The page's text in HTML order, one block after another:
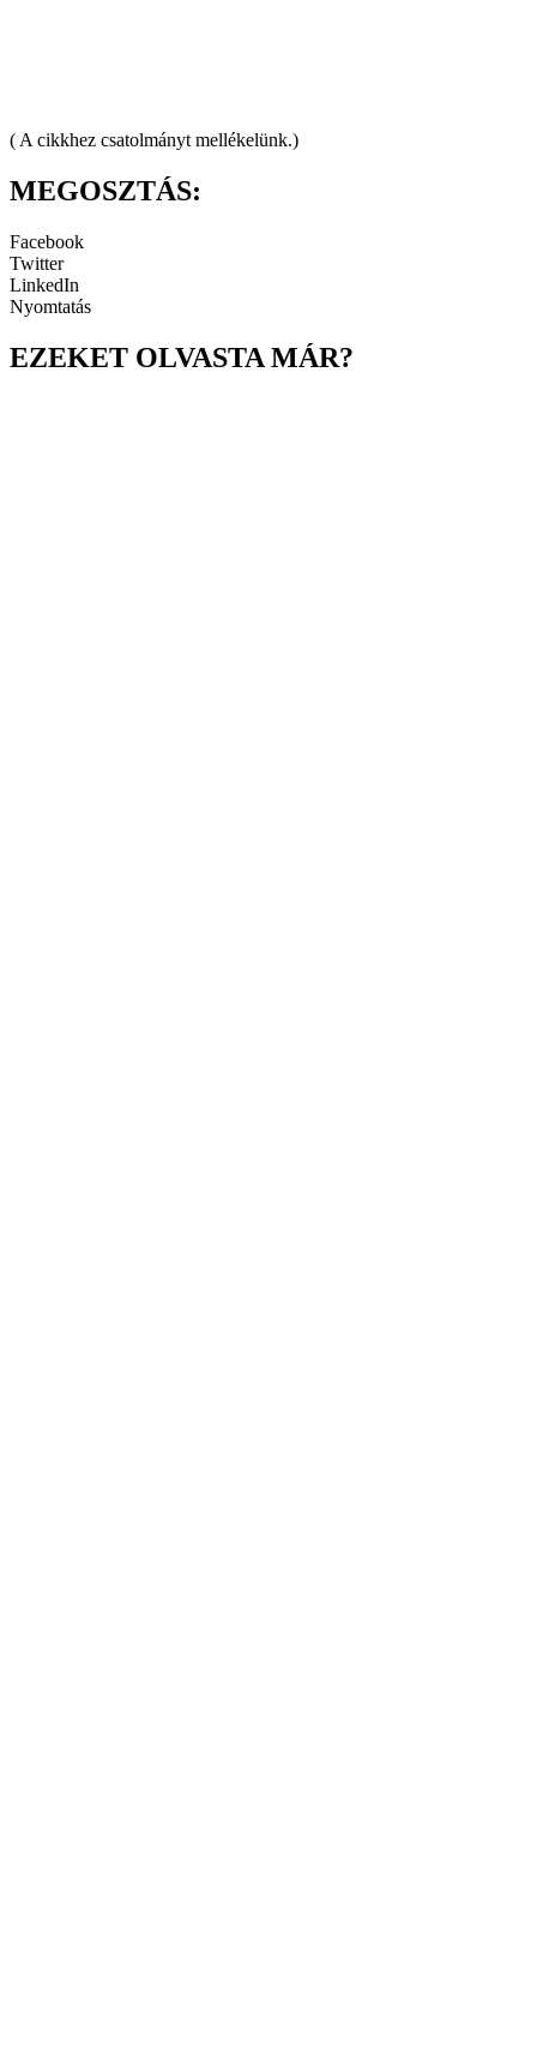
( A cikkhez csatolmányt mellékelünk.)
MEGOSZTÁS:
Facebook
Twitter
LinkedIn
Nyomtatás
EZEKET OLVASTA MÁR?